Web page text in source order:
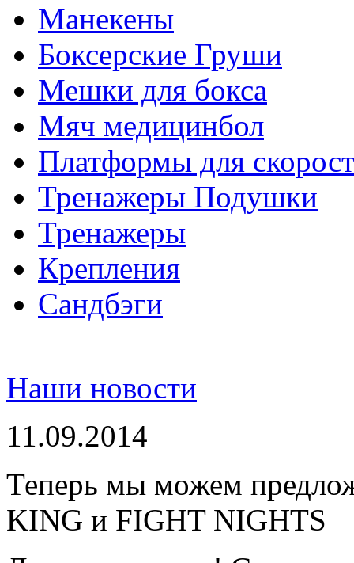
Манекены
Боксерские Груши
Мешки для бокса
Мяч медицинбол
Платформы для
Тренажеры Подушки
Тренажеры
Крепления
Сандбэги
Наши новости
11.09.2014
Теперь мы можем
KING и FIGHT NIGHTS